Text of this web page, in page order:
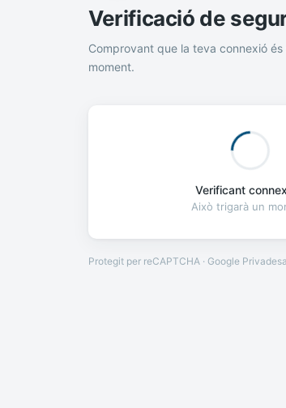
Verificació de
Comprovant que la teva connexió és
moment.
Verificant
Això trigarà un
Protegit per reCAPTCHA · Google Privadesa